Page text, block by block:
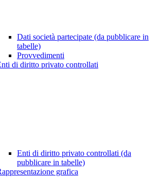
Dati società partecipate (da pubblicare in
tabelle)
Provvedimenti
di diritto privato controllati
Enti di diritto privato controllati (da
pubblicare in tabelle)
grafica